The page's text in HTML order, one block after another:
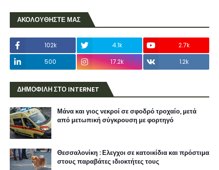
ΑΚΟΛΟΥΘΗΣΤΕ ΜΑΣ
102k 4.1k
2.7k
500
17.2k 1.2k
ΔΗΜΟΦΙΛΗ ΣΤΟ INTERNET
Μάνα και γιος νεκροί σε σφοδρό τροχαίο, μετά
από μετωπική σύγκρουση με φορτηγό
Θεσσαλονίκη : Ελεγχοι σε κατοικίδια και πρόστιμα
στους παραβάτες ιδιοκτήτες τους